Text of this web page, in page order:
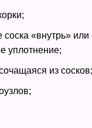
соска «внутрь» или
уплотнение;
из сосков;